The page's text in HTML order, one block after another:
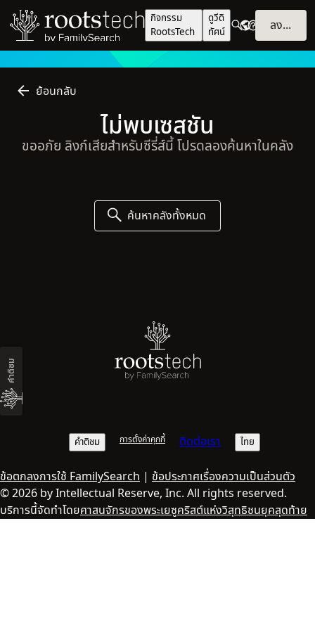
กิจกรรม
RootsTech
ดูวีดิ
ทัศน์
ลงชื่อเข้าใช้
ย้อนกลับ
ไม่พบเซสชัน
ขออภัย ลิงก์เสียสำหรับซีรี่ส์นี้ โปรดลองค้นหาในคลัง
ค้นหาคลังทั้งหมด
คำติชม การตั้งค่าคุกกี้ ติดต่อเรา ไทย
ข้อตกลงการใช้ FamilySearch | ข้อประกาศเรื่องความเป็นส่วนตัว
© 2026 by Intellectual Reserve, Inc. All rights reserved.
บริการนี้จัดทำโดยศาสนจักรของพระเยซูคริสต์แห่งวิสุทธิชนยุคสุดท้าย
คำติชม